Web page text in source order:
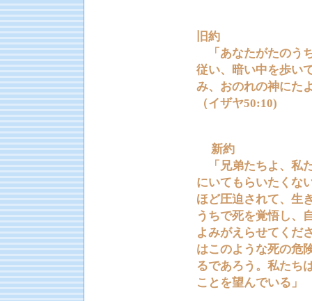
旧約
「あなたがたのう
従い、暗い中を歩い
み、おのれの神にた
（イザヤ50:10)
新約
「兄弟たちよ、私
にいてもらいたくな
ほど圧迫されて、生
うちで死を覚悟し、
よみがえらせてくだ
はこのような死の危
るであろう。私たち
ことを望んでいる」